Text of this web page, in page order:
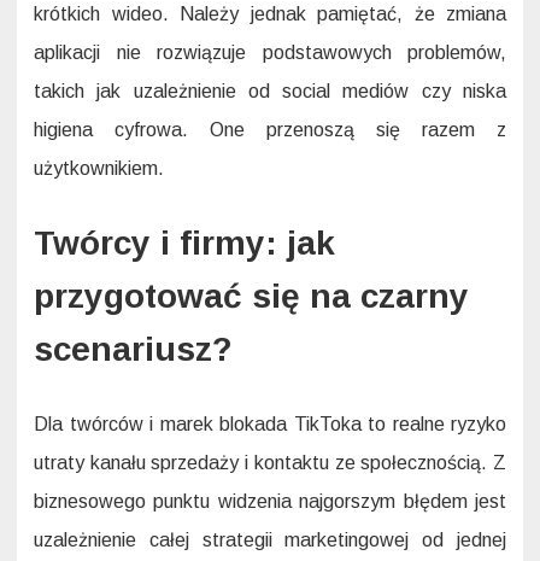
krótkich wideo. Należy jednak pamiętać, że zmiana
aplikacji nie rozwiązuje podstawowych problemów,
takich jak uzależnienie od social mediów czy niska
higiena cyfrowa. One przenoszą się razem z
użytkownikiem.
Twórcy i firmy: jak
przygotować się na czarny
scenariusz?
Dla twórców i marek blokada TikToka to realne ryzyko
utraty kanału sprzedaży i kontaktu ze społecznością. Z
biznesowego punktu widzenia najgorszym błędem jest
uzależnienie całej strategii marketingowej od jednej